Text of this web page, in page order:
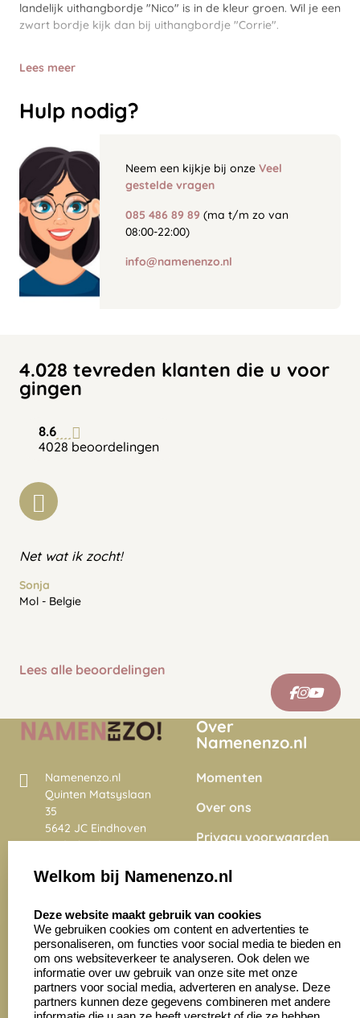
landelijk uithangbordje "Nico" is in de kleur groen. Wil je een
zwart bordje kijk dan bij uithangbordje "Corrie".
Lees meer
Hulp nodig?
Neem een kijkje bij onze Veel
gestelde vragen
085 486 89 89 (ma t/m zo van
08:00-22:00)
info@namenenzo.nl
4.028 tevreden klanten die u voor
gingen
8.6
4028 beoordelingen
Net wat ik zocht!
Sonja
Mol - Belgie
Lees alle beoordelingen
Namenenzo.nl
Quinten Matsyslaan
35
5642 JC Eindhoven
Nederland
4028 beoordelingen
Over
Namenenzo.nl
Momenten
Over ons
Privacy voorwaarden
Onze vacatures
Zakelijk:
Aanvraag op maat
Klantenservice:
Contact opnemen
Welkom bij Namenenzo.nl
Deze website maakt gebruik van cookies
We gebruiken cookies om content en advertenties te
personaliseren, om functies voor social media te bieden en
om ons websiteverkeer te analyseren. Ook delen we
informatie over uw gebruik van onze site met onze
partners voor social media, adverteren en analyse. Deze
partners kunnen deze gegevens combineren met andere